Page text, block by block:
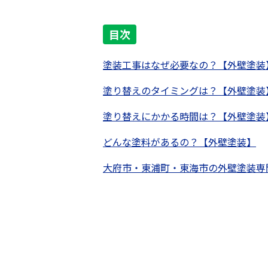
目次
塗装工事はなぜ必要なの？【外壁塗装
塗り替えのタイミングは？【外壁塗装
塗り替えにかかる時間は？【外壁塗装
どんな塗料があるの？【外壁塗装】
大府市・東浦町・東海市の外壁塗装